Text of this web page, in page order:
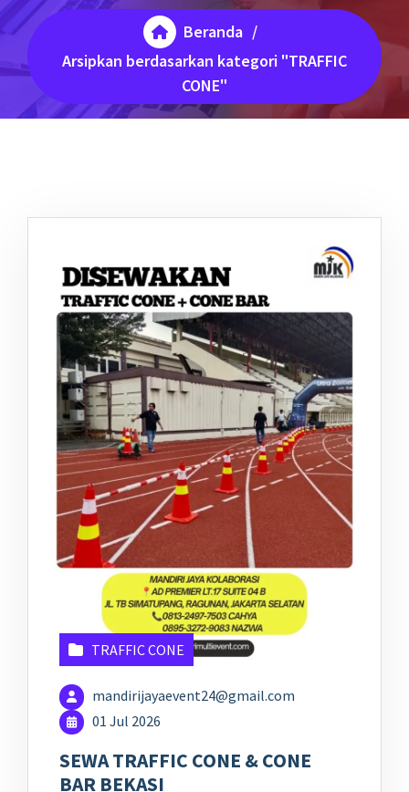
Beranda /
Arsipkan berdasarkan kategori "TRAFFIC
CONE"
TRAFFIC CONE
mandirijayaevent24@gmail.com
01 Jul 2026
SEWA TRAFFIC CONE & CONE
BAR BEKASI